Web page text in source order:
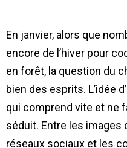
En janvier, alors que
encore de l’hiver pour
en forêt, la question du
bien des esprits. L’idée
qui comprend vite et ne
séduit. Entre les
réseaux sociaux et les